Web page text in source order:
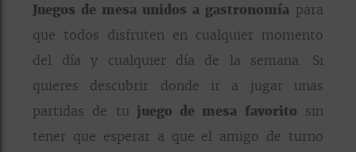
Juegos de mesa unidos a gastronomíapara
que todos disfruten en cualquier momento
del día y cualquier día de la semana. Si
quieres descubrir donde ir a jugar unas
partidas de tu juego de mesa favorito sin
tener que esperar a que el amigo de turno